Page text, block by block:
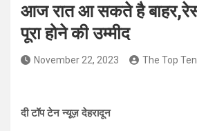
आज रात आ सकते है
पूरा होने की उम्मीद
November 22, 2023 The Top
दी टॉप टेन न्यूज़ देहरादून